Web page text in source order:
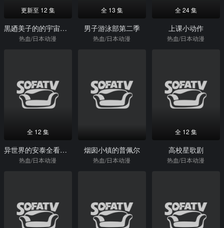
更新至 12 集
黒廼美子的的宇宙恐怖秀
热血/日本动漫
全 13 集
男子游泳部第二季
热血/日本动漫
全 24 集
上课小动作
热血/日本动漫
全 12 集
异世界的安泰全看社畜
热血/日本动漫
烟囱小镇的普佩尔
热血/日本动漫
全 12 集
高校星歌剧
热血/日本动漫